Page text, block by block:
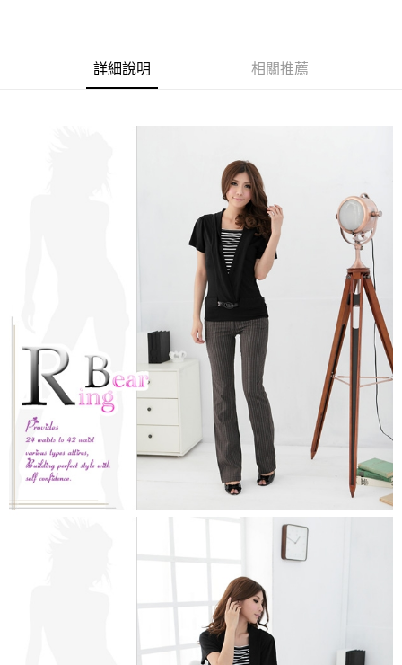
1.本服務係由「台灣大哥大股份有限公司」（以下簡稱本公司）所提供，讓
資料（包含姓名、電話或地址）提供予台灣大哥大進項蒐集、處理及利用，
https://oppay.tw/userRule
※ 請注意：結帳手續完成當下不需立刻繳費，但若您需要取消訂單，請聯絡
購買商品的店家。未經商家同意取消之訂單仍視為有效，需透過AFTEE先享
１．透過由恩沛科技股份有限公司提供之「AFTEE先享後付」服務完成之交
易，需依本服務之必要範圍內提供個人資料，並將交易相關給付款項請求債
２．關於個人資料處理事宜，請瀏覽以下網址：
３．未成年的使用者請事先徵得法定代理人或監護人之同意方可使用
「AFTEE先享後付」，若未經同意申辦者引起之損失，本公司不負相關責
４．使用「AFTEE先享後付」時，將依據個別帳號之用戶狀況，依本公司即
時審查核予不同之上限額度；若仍有額度不足之情形，本公司將視審查結果
請求用戶進行身份認證。
５．嚴禁一人註冊多個帳號或使用他人資訊註冊。若發現惡意使用之情形，
恩沛科技股份有限公司將有權停止該用戶之使用額度並採取法律行動。
每筆NT$70，滿NT$799(含以上)免運費
每筆NT$100，滿NT$1,000(含以上)免運費
詳細說明 相關推薦